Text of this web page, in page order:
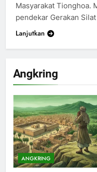
Angkring
ANGKRING
200
201
Masyarakat Tionghoa.
pendekar Gerakan
Lanjutkan